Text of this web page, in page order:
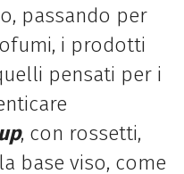
passando per
i prodotti
pensati per i
, con rossetti,
base viso, come